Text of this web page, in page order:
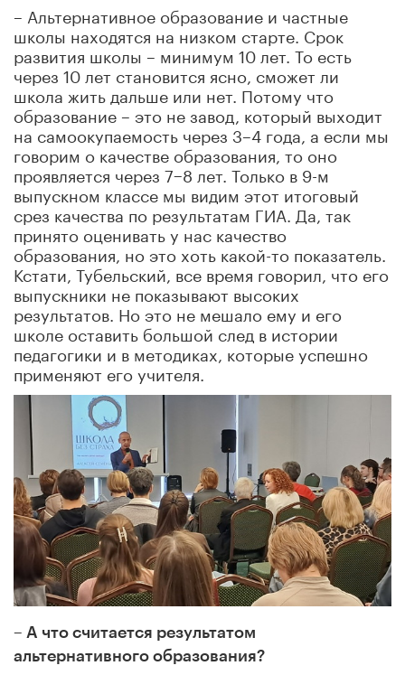
– Альтернативное образование и частные
школы находятся на низком старте. Срок
развития школы – минимум 10 лет. То есть
через 10 лет становится ясно, сможет ли
школа жить дальше или нет. Потому что
образование – это не завод, который выходит
на самоокупаемость через 3–4 года, а если мы
говорим о качестве образования, то оно
проявляется через 7−8 лет. Только в 9-м
выпускном классе мы видим этот итоговый
срез качества по результатам ГИА. Да, так
принято оценивать у нас качество
образования, но это хоть какой-то показатель.
Кстати, Тубельский, все время говорил, что его
выпускники не показывают высоких
результатов. Но это не мешало ему и его
школе оставить большой след в истории
педагогики и в методиках, которые успешно
применяют его учителя.
– А что считается результатом
альтернативного образования?